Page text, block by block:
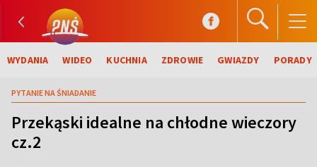
WYDANIA WIDEO KUCHNIA ZDROWIE GWIAZDY PORADY
PYTANIE NA ŚNIADANIE
Przekąski idealne na chłodne wieczory
cz.2